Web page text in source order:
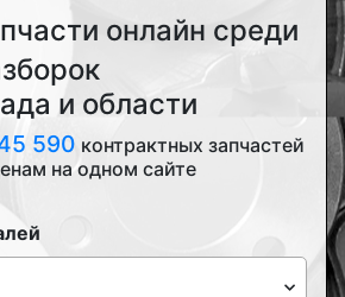
онлайн среди
и области
590 контрактных запчастей
на одном сайте